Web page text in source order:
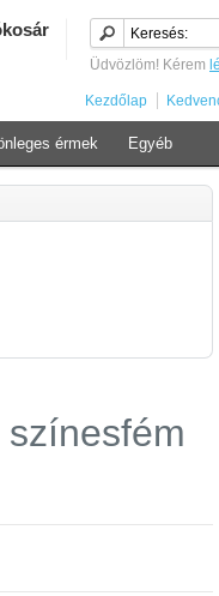
Üdvözlöm! Kérem
Kezdőlap
érmek Egyéb